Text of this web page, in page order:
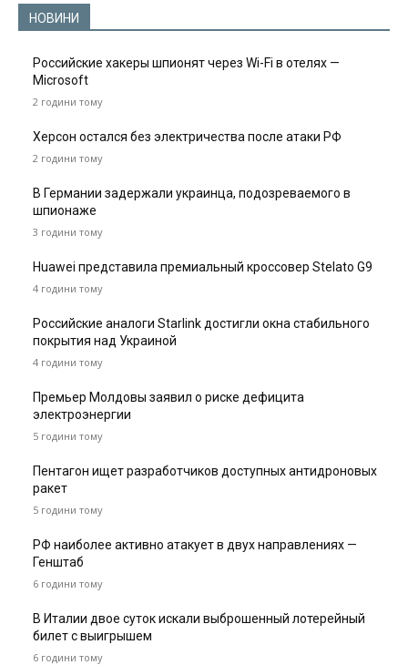
НОВИНИ
Российские хакеры шпионят через Wi-Fi в отелях —
Microsoft
2 години тому
Херсон остался без электричества после атаки РФ
2 години тому
В Германии задержали украинца, подозреваемого в
шпионаже
3 години тому
Huawei представила премиальный кроссовер Stelato G9
4 години тому
Российские аналоги Starlink достигли окна стабильного
покрытия над Украиной
4 години тому
Премьер Молдовы заявил о риске дефицита
электроэнергии
5 години тому
Пентагон ищет разработчиков доступных антидроновых
ракет
5 години тому
РФ наиболее активно атакует в двух направлениях —
Генштаб
6 години тому
В Италии двое суток искали выброшенный лотерейный
билет с выигрышем
6 години тому